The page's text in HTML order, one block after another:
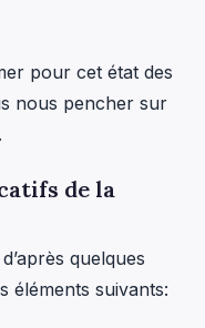
pour cet état des
nous pencher sur
de la
quelques
éléments suivants: